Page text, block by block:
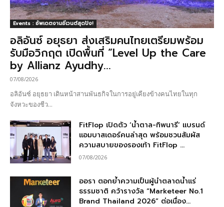
Events : อัพเดตงานอีเวนต์สุดปัง!
อลิอันซ์ อยุธยา ส่งเสริมคนไทยเตรียมพร้อม
รับมือวิกฤต เปิดพื้นที่ “Level Up the Care
by Allianz Ayudhy...
07/08/2026
อลิอันซ์ อยุธยา เดินหน้าสานพันธกิจในการอยู่เคียงข้างคนไทยในทุก
จังหวะของชีว...
FitFlop เปิดตัว ‘น้ำตาล-ทิพนารี’ แบรนด์
แอมบาสเดอร์คนล่าสุด พร้อมชวนสัมผัส
ความสบายของรองเท้า FitFlop ...
07/08/2026
ออรา ตอกย้ำความเป็นผู้นำตลาดน้ำแร่
ธรรมชาติ คว้ารางวัล “Marketeer No.1
Brand Thailand 2026” ต่อเนื่อง...